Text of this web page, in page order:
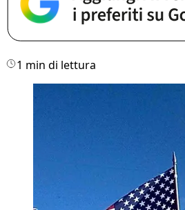
1 min di lettura